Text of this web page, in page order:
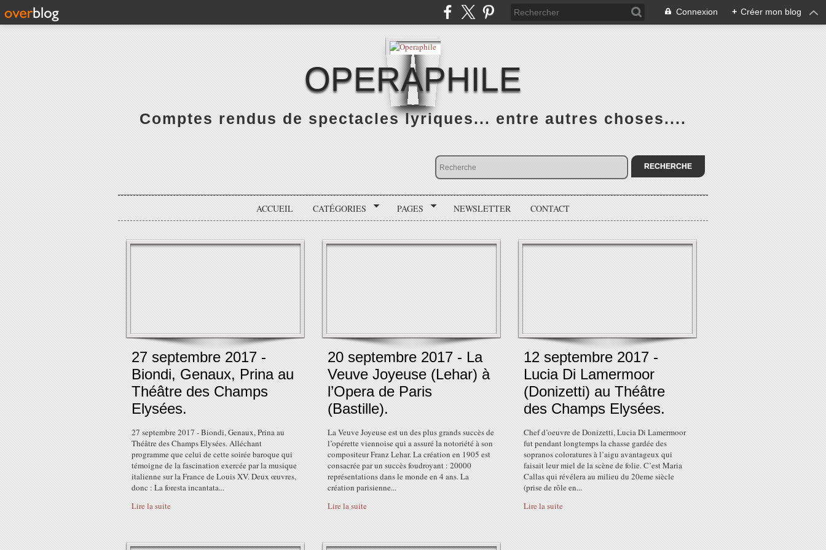
Connexion + Créer mon blog
OPERAPHILE
Comptes rendus de spectacles lyriques... entre autres choses....
ACCUEIL CATÉGORIES PAGES NEWSLETTER CONTACT
27 septembre 2017 -
Biondi, Genaux, Prina au
Théâtre des Champs
Elysées.
27 septembre 2017 - Biondi, Genaux, Prina au
Théâtre des Champs Elysées. Alléchant
programme que celui de cette soirée baroque qui
témoigne de la fascination exercée par la musique
italienne sur la France de Louis XV. Deux œuvres,
donc : La foresta incantata...
Lire la suite
20 septembre 2017 - La
Veuve Joyeuse (Lehar) à
l’Opera de Paris
(Bastille).
La Veuve Joyeuse est un des plus grands succès de
l’opérette viennoise qui a assuré la notoriété à son
compositeur Franz Lehar. La création en 1905 est
consacrée par un succès foudroyant : 20000
représentations dans le monde en 4 ans. La
création parisienne...
Lire la suite
12 septembre 2017 -
Lucia Di Lamermoor
(Donizetti) au Théâtre
des Champs Elysées.
Chef d’oeuvre de Donizetti, Lucia Di Lamermoor
fut pendant longtemps la chasse gardée des
sopranos coloratures à l’aigu avantageux qui
faisait leur miel de la scène de folie. C’est Maria
Callas qui révélera au milieu du 20eme siècle
(prise de rôle en...
Lire la suite